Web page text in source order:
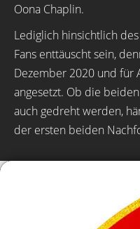
Oona Chaplin.
Lediglich hinsichtlich
Fans enttäuscht sein,
Dezember 2020 und für
angesetzt. Ob die
auch gedreht werden,
der ersten beiden